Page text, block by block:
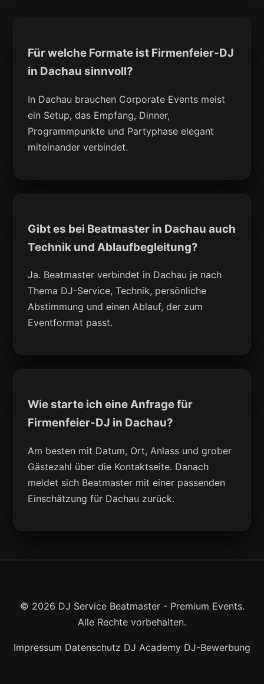
Für welche Formate ist Firmenfeier-DJ
in Dachau sinnvoll?
In Dachau brauchen Corporate Events meist
ein Setup, das Empfang, Dinner,
Programmpunkte und Partyphase elegant
miteinander verbindet.
Gibt es bei Beatmaster in Dachau auch
Technik und Ablaufbegleitung?
Ja. Beatmaster verbindet in Dachau je nach
Thema DJ-Service, Technik, persönliche
Abstimmung und einen Ablauf, der zum
Eventformat passt.
Wie starte ich eine Anfrage für
Firmenfeier-DJ in Dachau?
Am besten mit Datum, Ort, Anlass und grober
Gästezahl über die Kontaktseite. Danach
meldet sich Beatmaster mit einer passenden
Einschätzung für Dachau zurück.
© 2026 DJ Service Beatmaster - Premium Events.
Alle Rechte vorbehalten.
Impressum Datenschutz DJ Academy DJ-Bewerbung